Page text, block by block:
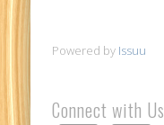
Powered by Issuu
Connect with Us